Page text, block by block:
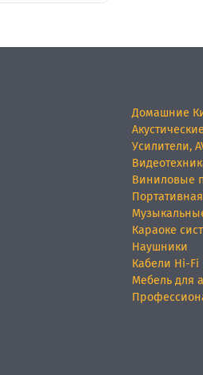
Домашние
Усилители,
Виниловые
Караоке
Наушники
Кабели Hi-Fi
Мебель для